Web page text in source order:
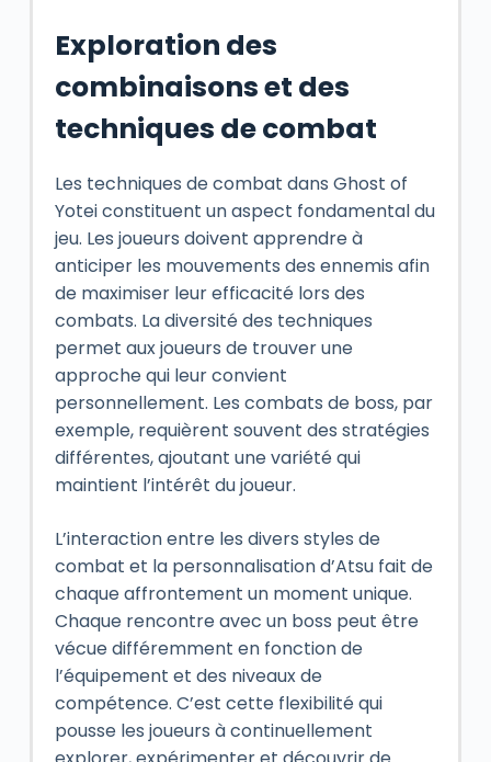
Exploration des
combinaisons et des
techniques de combat
Les techniques de combat dans Ghost of
Yotei constituent un aspect fondamental du
jeu. Les joueurs doivent apprendre à
anticiper les mouvements des ennemis afin
de maximiser leur efficacité lors des
combats. La diversité des techniques
permet aux joueurs de trouver une
approche qui leur convient
personnellement. Les combats de boss, par
exemple, requièrent souvent des stratégies
différentes, ajoutant une variété qui
maintient l’intérêt du joueur.
L’interaction entre les divers styles de
combat et la personnalisation d’Atsu fait de
chaque affrontement un moment unique.
Chaque rencontre avec un boss peut être
vécue différemment en fonction de
l’équipement et des niveaux de
compétence. C’est cette flexibilité qui
pousse les joueurs à continuellement